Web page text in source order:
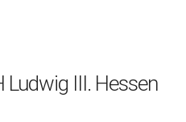
Ludwig III. Hessen